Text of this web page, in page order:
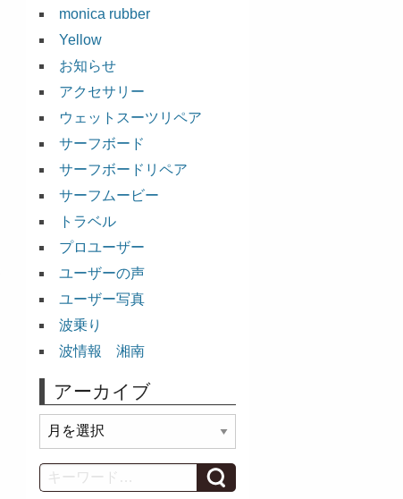
monica rubber
Yellow
お知らせ
アクセサリー
ウェットスーツリペア
サーフボード
サーフボードリペア
サーフムービー
トラベル
プロユーザー
ユーザーの声
ユーザー写真
波乗り
波情報 湘南
アーカイブ
ー
カ
イ
Search